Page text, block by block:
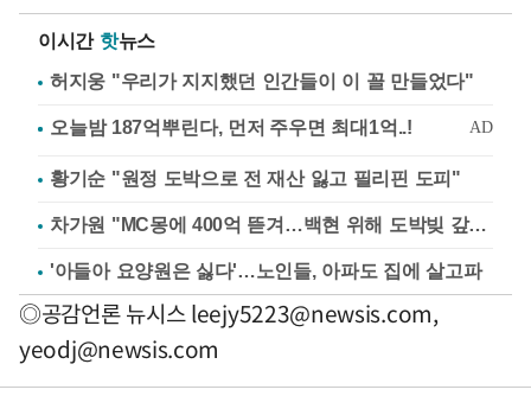
이시간 핫뉴스
허지웅 "우리가 지지했던 인간들이 이 꼴 만들었다"
황기순 "원정 도박으로 전 재산 잃고 필리핀 도피"
차가원 "MC몽에 400억 뜯겨…백현 위해 도박빚 갚아줘"
'아들아 요양원은 싫다'…노인들, 아파도 집에 살고파
◎공감언론 뉴시스leejy5223@newsis.com,
yeodj@newsis.com